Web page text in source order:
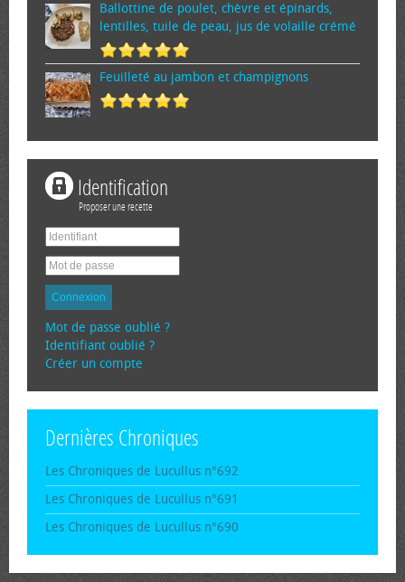
Ballottine de poulet, chèvre et épinards,
lentilles, tuile de peau, jus de volaille crémé
Feuilleté au jambon et champignons
Identification
Proposer une recette
Connexion
Mot de passe oublié ?
Identifiant oublié ?
Créer un compte
Dernières Chroniques
Les Chroniques de Lucullus n°692
Les Chroniques de Lucullus n°691
Les Chroniques de Lucullus n°690